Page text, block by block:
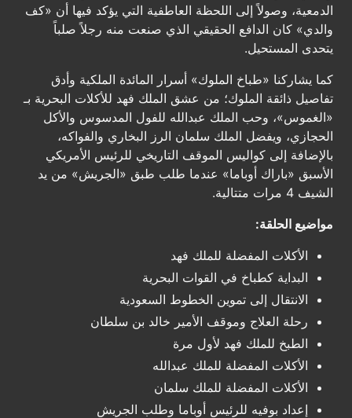
الدمعية، وصولاً إلى اللحظة العاطفية التي يؤكد فيها أن «كف
والدي» كان الدافع الحقيقي الذي صنعت منه رجلاً صلباً
يتحدى المستحيل.
كما يشاركنا «طباخ الملوك» أسرار المائدة الملكية وأدق
تفاصيل ذائقة الملوك؛ من عشق الملك فهد للأكلات البحرية بـ
«الغموس»، وحب الملك عبدالله للفول المدسوس والأكل
الحجازي، ويفضل الملك سلمان الرز البخاري والفواكه،
بالإضافة إلى كواليس الموقف التاريخي للرئيس الأمريكي
الأسبق «باراك أوباما» عندما طلب طبق «الجريش» من يد
الشيف 4 مرات متتالية.
مواضيع الحلقة:
الأكلات المفضلة للملك فهد
البداية كطباخ في القوات البحرية
الانتقال إلى تموين الخطوط السعودية
رحلة العلاج وموقف الأمير خالد بن سلطان
الطبخ للملك فهد لأول مرة
الأكلات المفضلة للملك عبدالله
الأكلات المفضلة للملك سلمان
إعداد بوفيه للرئيس أوباما وطلب الجريش